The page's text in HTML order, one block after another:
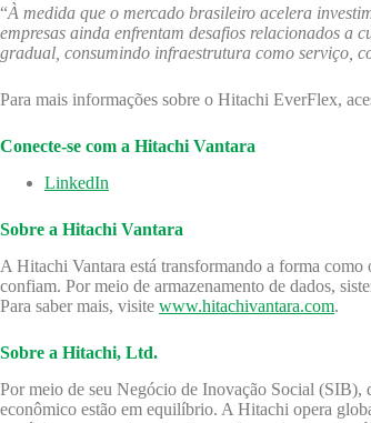
“À medida que o mercado brasileiro acelera
empresas ainda enfrentam desafios relacionados a
gradual, consumindo infraestrutura como serviço,
Para mais informações sobre o Hitachi EverFlex,
Conecte-se com a Hitachi Vantara
LinkedIn
Sobre a Hitachi Vantara
A Hitachi Vantara está transformando a forma
confiam. Por meio de armazenamento de dados,
Para saber mais, visite www.hitachivantara.com.
Sobre a Hitachi, Ltd.
Por meio de seu Negócio de Inovação Social (SIB),
econômico estão em equilíbrio. A Hitachi opera